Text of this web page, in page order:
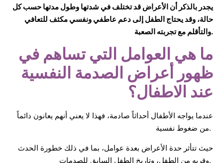
يجدر بالذكر أن الأعراض قد تختلف في شدتها وطول مدتها حسب كل
حالة، وقد يحتاج الطفل إلى دعم عاطفي ونفسي مكثف للتعافي
والتأقلم مع تجربته الصعبة.
ما هي العوامل التي تساهم في
ظهور أعراض الصدمة النفسية
عند الاطفال؟
عندما يواجه الأطفال أحداثاً صادمة، فهذا لا يعني أنهم يعانون دائماً
من ضغوط نفسية.
حيث تتأثر حدة الأعراض بعدة عوامل، بما في ذلك خطورة الحدث
وقربه من الطفل، وتاريخ الطفل السابق للصدمات.